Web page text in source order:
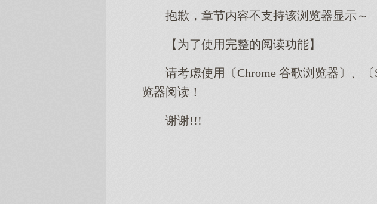
抱歉，章节内容不支持该浏览器显示～
【为了使用完整的阅读功能】
请考虑使用〔Chrome 谷歌浏览器〕、
览器阅读！
谢谢!!!